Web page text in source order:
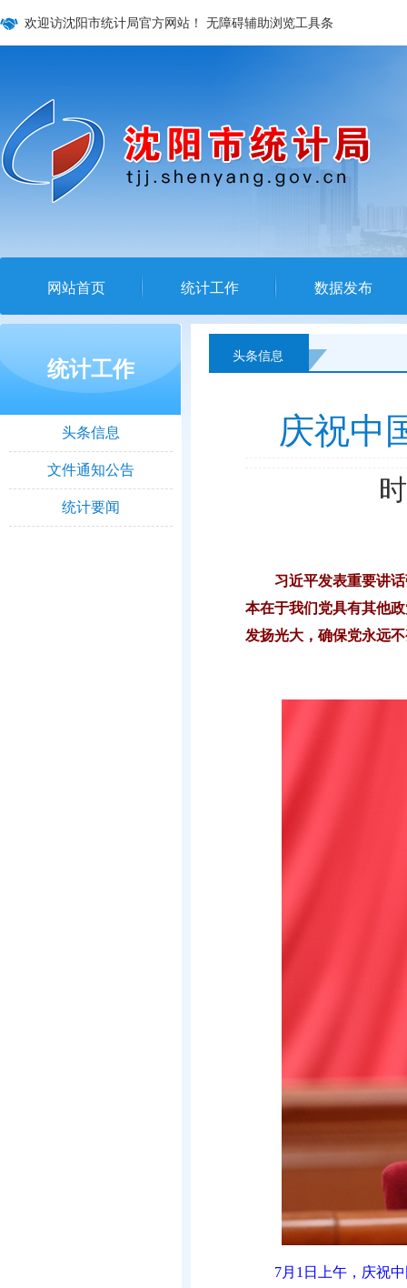
欢迎访沈阳市统计局官方网站！ 无障碍辅助浏览工具条
网站首页 统计工作 数据发布
统计工作
头条信息
文件通知公告
统计要闻
头条信息
庆祝中
习近平发表重要讲
本在于我们党具有其他
发扬光大，确保党永远
7月1日上午，庆祝